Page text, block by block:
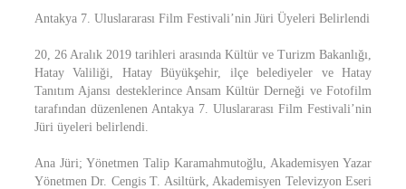
Antakya 7. Uluslararası Film Festivali’nin Jüri Üyeleri Belirlendi
20, 26 Aralık 2019 tarihleri arasında Kültür ve Turizm Bakanlığı,
Hatay Valiliği, Hatay Büyükşehir, ilçe belediyeler ve Hatay
Tanıtım Ajansı desteklerince Ansam Kültür Derneği ve Fotofilm
tarafından düzenlenen Antakya 7. Uluslararası Film Festivali’nin
Jüri üyeleri belirlendi.
Ana Jüri; Yönetmen Talip Karamahmutoğlu, Akademisyen Yazar
Yönetmen Dr. Cengis T. Asiltürk, Akademisyen Televizyon Eseri